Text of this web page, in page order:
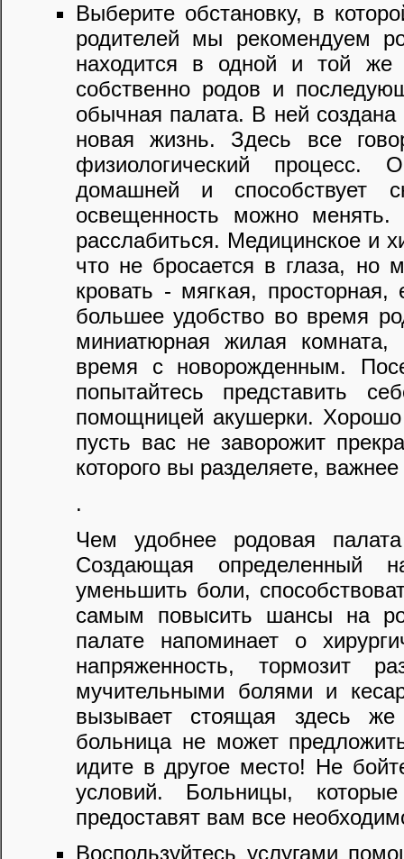
Выберите обстановку, в
родителей мы рекомендуем
находится в одной и той же
собственно родов и
обычная палата. В ней
новая жизнь. Здесь все
физиологический процесс.
домашней и способствует
освещенность можно
расслабиться. Медицинское и
что не бросается в глаза, но
кровать - мягкая,
большее удобство во время
миниатюрная жилая комната,
время с новорожденным.
попытайтесь представить
помощницей акушерки.
пусть вас не заворожит
которого вы разделяете,
.
Чем удобнее родовая
Создающая определенный
уменьшить боли,
самым повысить шансы на
палате напоминает о
напряженность, тормозит
мучительными болями и
вызывает стоящая здесь
больница не может
идите в другое место! Не
условий. Больницы,
предоставят вам все
Воспользуйтесь услугами